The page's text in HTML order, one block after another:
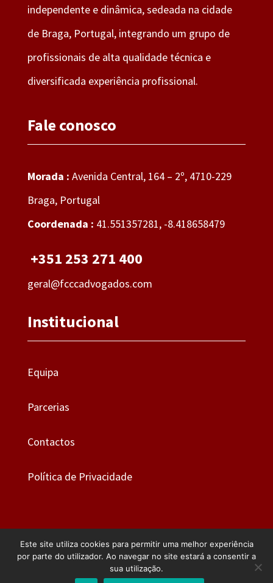
independente e dinâmica, sedeada na cidade
de Braga, Portugal, integrando um grupo de
profissionais de alta qualidade técnica e
diversificada experiência profissional.
Fale conosco
Morada : Avenida Central, 164 – 2º, 4710-229
Braga, Portugal
Coordenada : 41.551357281, -8.418658479
+351 253 271 400
geral@fcccadvogados.com
Institucional
Equipa
Parcerias
Contactos
Política de Privacidade
Este site utiliza cookies para permitir uma melhor experiência
por parte do utilizador. Ao navegar no site estará a consentir a
sua utilização.